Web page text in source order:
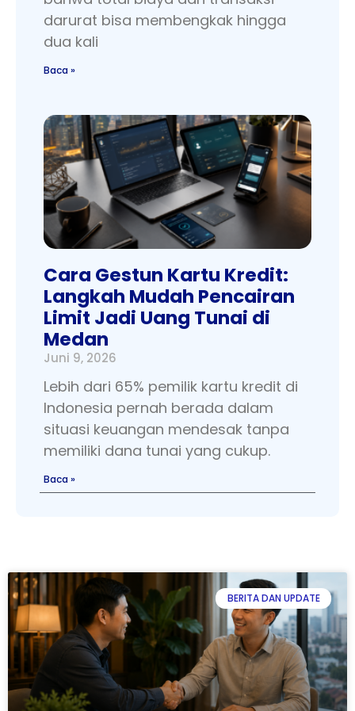
darurat bisa membengkak hingga
dua kali
Baca »
Cara Gestun Kartu Kredit:
Langkah Mudah Pencairan
Limit Jadi Uang Tunai di
Medan
Juni 9, 2026
Lebih dari 65% pemilik kartu kredit di
Indonesia pernah berada dalam
situasi keuangan mendesak tanpa
memiliki dana tunai yang cukup.
Baca »
BERITA DAN UPDATE